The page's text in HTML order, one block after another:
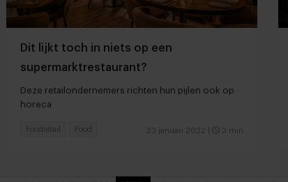
Dit lijkt toch in niets op een
supermarktrestaurant?
Deze retailondernemers richten hun pijlen ook op
horeca
23 januari 2022 3 min
Foodretail Food